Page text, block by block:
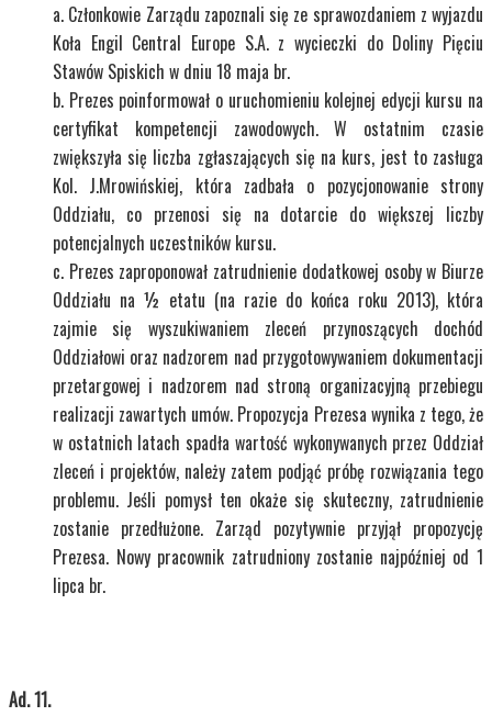
Członkowie Zarządu zapoznali się ze sprawozdaniem z wyjazdu
Koła Engil Central Europe S.A. z wycieczki do Doliny Pięciu
Stawów Spiskich w dniu 18 maja br.
Prezes poinformował o uruchomieniu kolejnej edycji kursu na
certyfikat kompetencji zawodowych. W ostatnim czasie
zwiększyła się liczba zgłaszających się na kurs, jest to zasługa
Kol. J.Mrowińskiej, która zadbała o pozycjonowanie strony
Oddziału, co przenosi się na dotarcie do większej liczby
potencjalnych uczestników kursu.
Prezes zaproponował zatrudnienie dodatkowej osoby w Biurze
Oddziału na ½ etatu (na razie do końca roku 2013), która
zajmie się wyszukiwaniem zleceń przynoszących dochód
Oddziałowi oraz nadzorem nad przygotowywaniem dokumentacji
przetargowej i nadzorem nad stroną organizacyjną przebiegu
realizacji zawartych umów. Propozycja Prezesa wynika z tego, że
w ostatnich latach spadła wartość wykonywanych przez Oddział
zleceń i projektów, należy zatem podjąć próbę rozwiązania tego
problemu. Jeśli pomysł ten okaże się skuteczny, zatrudnienie
zostanie przedłużone. Zarząd pozytywnie przyjął propozycję
Prezesa. Nowy pracownik zatrudniony zostanie najpóźniej od 1
lipca br.
Ad. 11.